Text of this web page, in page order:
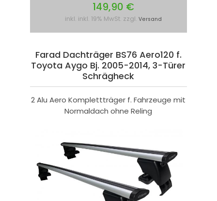
149,90 €
inkl. inkl. 19% MwSt. zzgl. Versand
Farad Dachträger BS76 Aero120 f.
Toyota Aygo Bj. 2005-2014, 3-Türer
Schrägheck
2 Alu Aero Komplettträger f. Fahrzeuge mit
Normaldach ohne Reling